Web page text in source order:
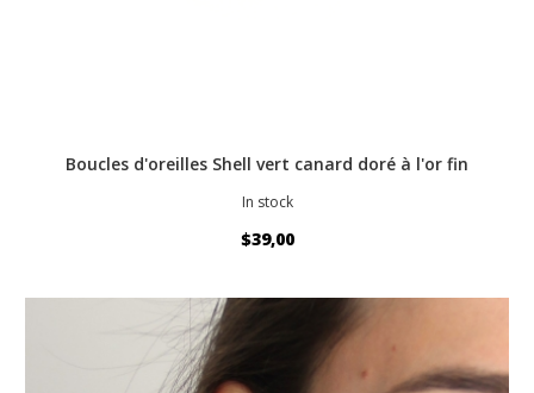
Boucles d'oreilles Shell vert canard doré à l'or fin
In stock
$39,00